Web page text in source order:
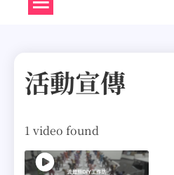
活動宣傳
1 video found